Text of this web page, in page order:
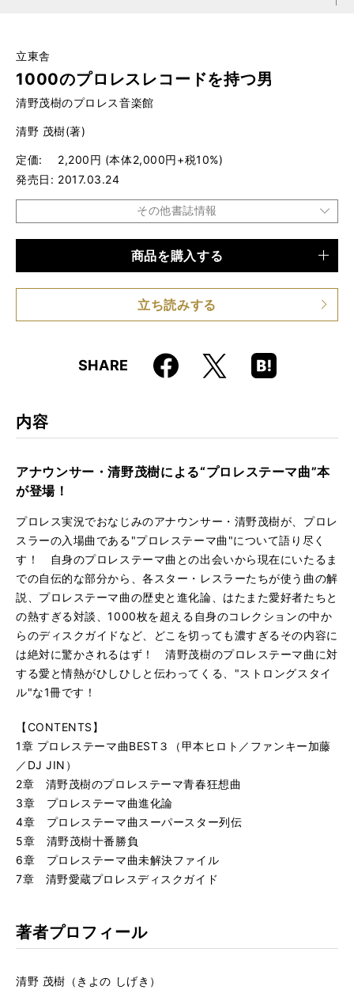
立東舎
1000のプロレスレコードを持つ男
清野茂樹のプロレス音楽館
清野 茂樹(著)
定価
2,200円 (本体2,000円+税10%)
発売日
2017.03.24
その他書誌情報
仕様 A5判 / 224ページ
商品を購入する
立ち読みする
SHARE Faceboo
k
X
Hatena
Boo
内容
アナウンサー・清野茂樹による“プロレステーマ曲”本
が登場！
プロレス実況でおなじみのアナウンサー・清野茂樹が、プロレ
スラーの入場曲である"プロレステーマ曲"について語り尽く
す！ 自身のプロレステーマ曲との出会いから現在にいたるま
での自伝的な部分から、各スター・レスラーたちが使う曲の解
説、プロレステーマ曲の歴史と進化論、はたまた愛好者たちと
の熱すぎる対談、1000枚を超える自身のコレクションの中か
らのディスクガイドなど、どこを切っても濃すぎるその内容に
は絶対に驚かされるはず！ 清野茂樹のプロレステーマ曲に対
する愛と情熱がひしひしと伝わってくる、"ストロングスタイ
ル"な1冊です！
【CONTENTS】
1章 プロレステーマ曲BEST３（甲本ヒロト／ファンキー加藤
／DJ JIN）
2章 清野茂樹のプロレステーマ青春狂想曲
3章 プロレステーマ曲進化論
4章 プロレステーマ曲スーパースター列伝
5章 清野茂樹十番勝負
6章 プロレステーマ曲未解決ファイル
7章 清野愛蔵プロレスディスクガイド
著者プロフィール
清野 茂樹（きよの しげき）